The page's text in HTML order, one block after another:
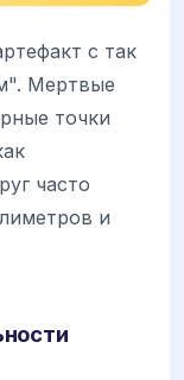
с так
Мертвые
точки
часто
и